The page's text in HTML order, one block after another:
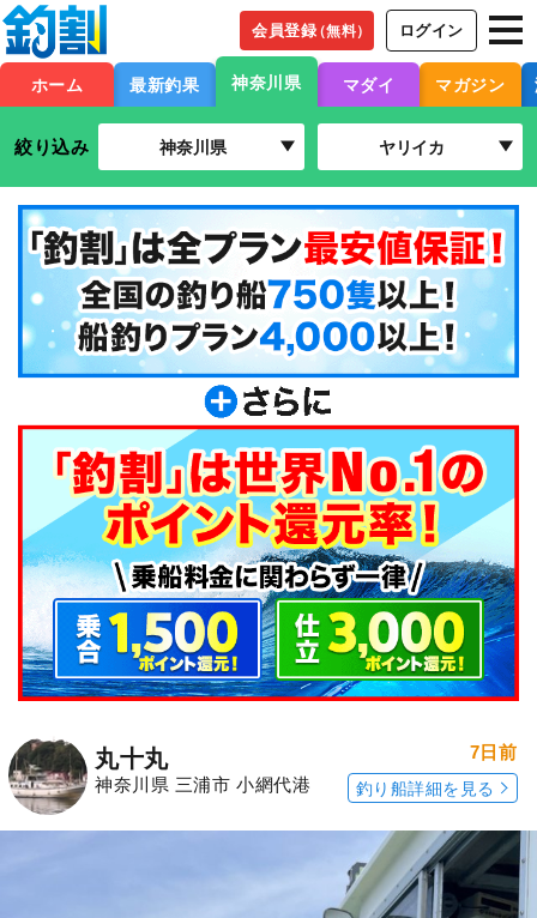
会員登録（無料） ログイン
ホーム 最新釣果 神奈川県 マダイ マガジン
絞り込み 神奈川県 ヤリイカ
丸十丸
神奈川県 三浦市 小網代港
7日前
釣り船詳細を見る